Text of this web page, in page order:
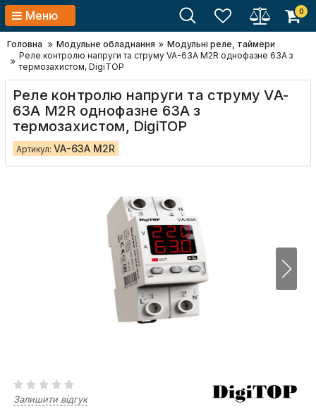
Меню 0
Головна Модульне обладнання
Модульні реле, таймери
Реле контролю напруги та струму VA-63A M2R однофазне 63А з
термозахистом, DigiTOP
Реле контролю напруги та струму VA-
63A M2R однофазне 63А з
термозахистом, DigiTOP
Артикул: VA-63A M2R
Залишити відгук